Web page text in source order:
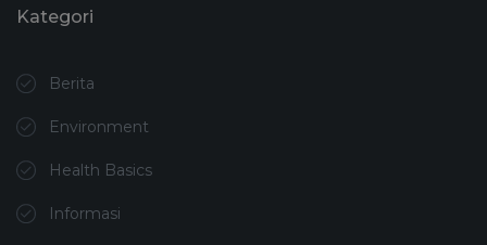
Kategori
Berita
Environment
Health Basics
Informasi